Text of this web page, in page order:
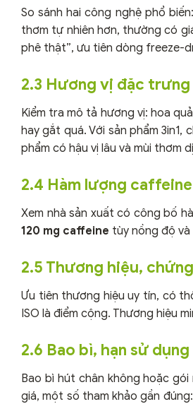
So sánh hai công nghệ phổ biến:
thơm tự nhiên hơn, thường có
phê thật”, ưu tiên dòng freeze-
2.3 Hương vị đặc trưng
Kiểm tra mô tả hương vị: hoa
hay gắt quá. Với sản phẩm
phẩm có hậu vị lâu và mùi thơm
2.4 Hàm lượng
Xem nhà sản xuất có công bố
120 mg caffeine tùy nồng độ và
2.5 Thương hiệu,
Ưu tiên thương hiệu uy tín, có
ISO là điểm cộng. Thương hiệu
2.6 Bao bì, hạn sử
Bao bì hút chân không hoặc
giá, một số tham khảo gần